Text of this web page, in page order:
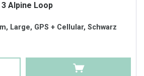
Alpine Loop
Large, GPS + Cellular, Schwarz